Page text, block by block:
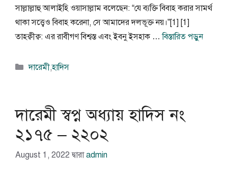
সাল্লাল্লাহু আলাইহি ওয়াসাল্লাম বলেছেন: “যে ব্যক্তি বিবাহ করার সামর্থ
থাকা সত্ত্বেও বিবাহ করেনা, সে আমাদের দলভূক্ত নয়।”[1] [1]
তাহক্বীক্ব: এর রাবীগণ বিশ্বস্ত এবং ইবনু ইসহাক …বিস্তারিত পড়ুন
বিভাগ
দারেমী,হাদিস
দারেমী স্বপ্ন অধ্যায় হাদিস নং
২১৭৫ – ২২০২
August 1, 2022 দ্বারাadmin